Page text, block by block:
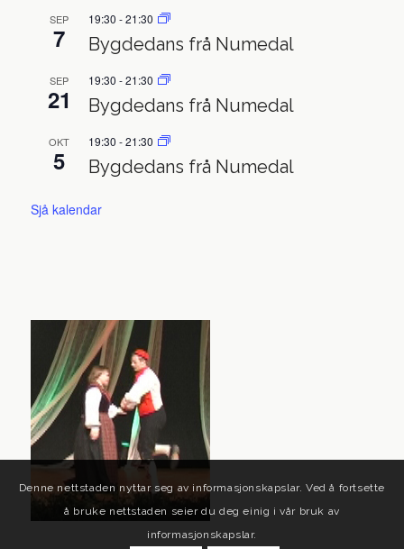
SEP
7
19:30 -21:30
Bygdedans frå Numedal
SEP
21
19:30 -21:30
Bygdedans frå Numedal
OKT
5
19:30 -21:30
Bygdedans frå Numedal
Sjå kalendar
Denne nettstaden nyttar seg av informasjonskapslar. Ved å fortsette
å bruke nettstaden seier du deg einig i vår bruk av
informasjonskapslar.